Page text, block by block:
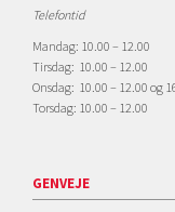
Telefontid
Mandag: 10.00 – 12.00
Tirsdag: 10.00 – 12.00
Onsdag: 10.00 – 12.00 og
Torsdag: 10.00 – 12.00
GENVEJE